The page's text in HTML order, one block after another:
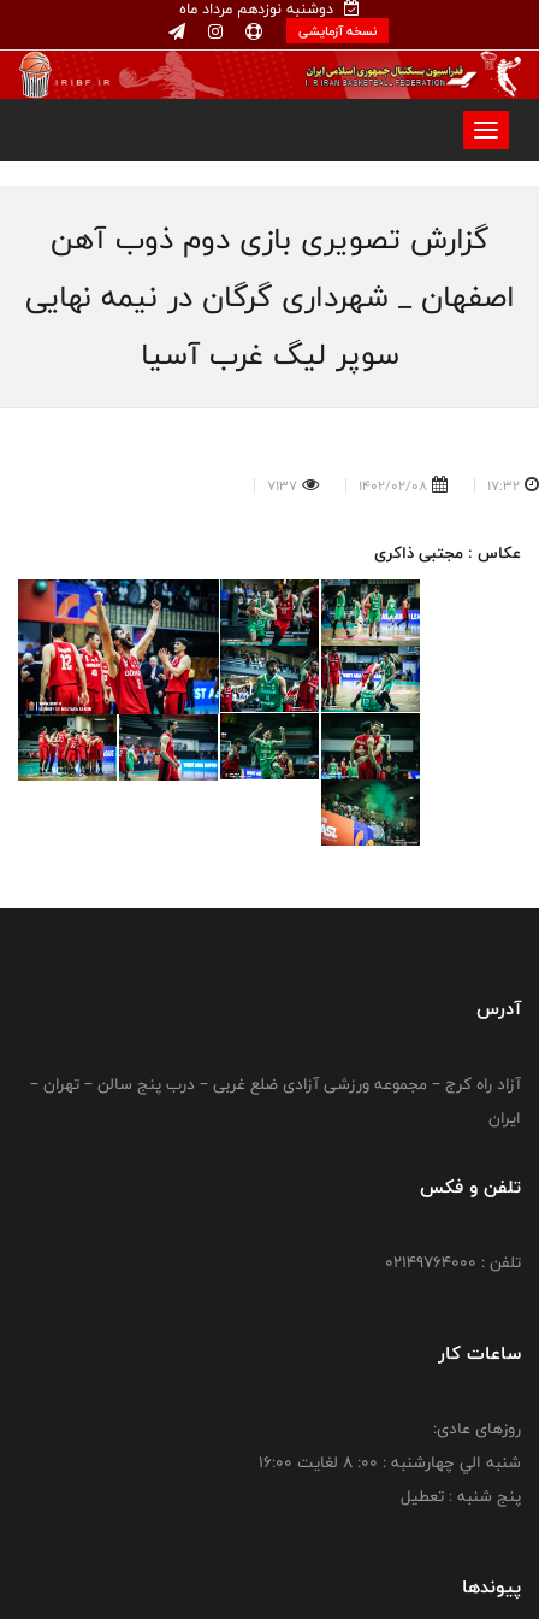
دوشنبه نوزدهم مرداد ماه
نسخه آزمایشی
گزارش تصویری بازی دوم ذوب آهن
اصفهان _ شهرداری گرگان در نیمه نهایی
سوپر لیگ غرب آسیا
17:32
1402/02/08
7137
عکاس : مجتبی ذاکری
آدرس
آزاد راه کرج – مجموعه ورزشی آزادی ضلع غربی – درب پنج سالن – تهران –
ایران
تلفن و فکس
تلفن : 02149764000
ساعات کار
روزهای عادی:
شنبه الي چهارشنبه : 00: 8 لغايت 16:00
پنج شنبه : تعطیل
پیوندها